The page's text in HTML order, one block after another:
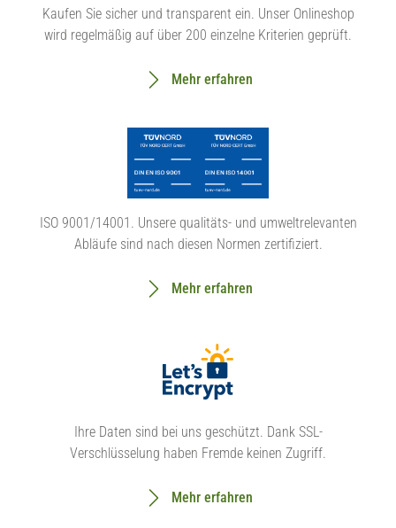
Kaufen Sie sicher und transparent ein. Unser Onlineshop
wird regelmäßig auf über 200 einzelne Kriterien geprüft.
Mehr erfahren
ISO 9001/14001. Unsere qualitäts- und umweltrelevanten
Abläufe sind nach diesen Normen zertifiziert.
Mehr erfahren
Ihre Daten sind bei uns geschützt. Dank SSL-
Verschlüsselung haben Fremde keinen Zugriff.
Mehr erfahren